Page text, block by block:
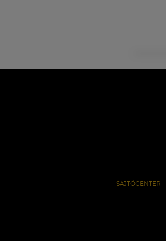
SAJTÓCENTER